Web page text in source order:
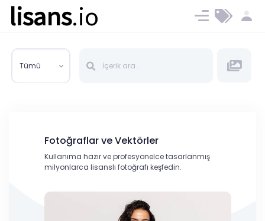
lisans.io Ücret ve Planlar
Tümü
Fotoğraflar ve Vektörler
Kullanıma hazır ve profesyonelce tasarlanmış
milyonlarca lisanslı fotoğrafı keşfedin.